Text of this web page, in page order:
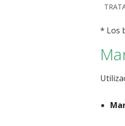
* Los